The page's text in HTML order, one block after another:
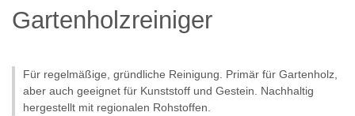
Gartenholzreiniger
Für regelmäßige, gründliche Reinigung. Primär für Gartenholz,
aber auch geeignet für Kunststoff und Gestein. Nachhaltig
hergestellt mit regionalen Rohstoffen.